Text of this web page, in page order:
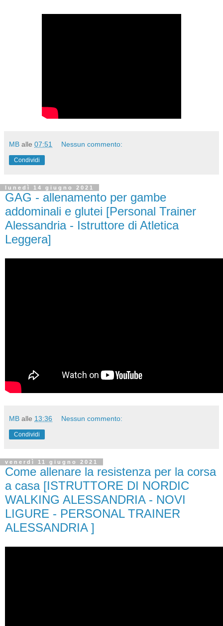
MB alle 07:51 Nessun commento:
Condividi
lunedì 14 giugno 2021
GAG - allenamento per gambe
addominali e glutei [Personal Trainer
Alessandria - Istruttore di Atletica
Leggera]
MB alle 13:36 Nessun commento:
Condividi
venerdì 11 giugno 2021
Come allenare la resistenza per la corsa
a casa [ISTRUTTORE DI NORDIC
WALKING ALESSANDRIA - NOVI
LIGURE - PERSONAL TRAINER
ALESSANDRIA ]